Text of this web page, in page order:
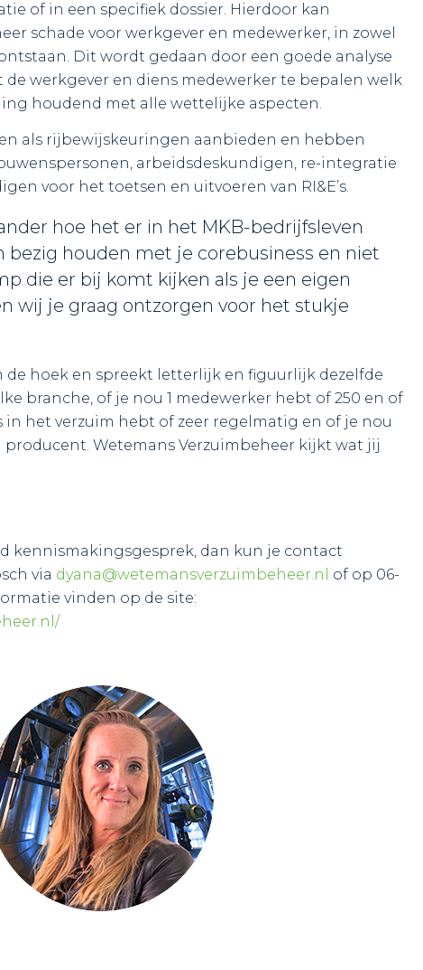
of in een specifiek dossier. Hierdoor kan
schade voor werkgever en medewerker, in zowel
Dit wordt gedaan door een goede analyse
werkgever en diens medewerker te bepalen welk
houdend met alle wettelijke aspecten.
als rijbewijskeuringen aanbieden en hebben
arbeidsdeskundigen, re-integratie
voor het toetsen en uitvoeren van RI&E’s.
hoe het er in het MKB-bedrijfsleven
bezig houden met je corebusiness en niet
die er bij komt kijken als je een eigen
wij je graag ontzorgen voor het stukje
de hoek en spreekt letterlijk en figuurlijk dezelfde
branche, of je nou 1 medewerker hebt of 250 en of
het verzuim hebt of zeer regelmatig en of je nou
Wetemans Verzuimbeheer kijkt wat jij
kennismakingsgesprek, dan kun je contact
via dyana@wetemansverzuimbeheer.nl
of op 06-
vinden op de site: